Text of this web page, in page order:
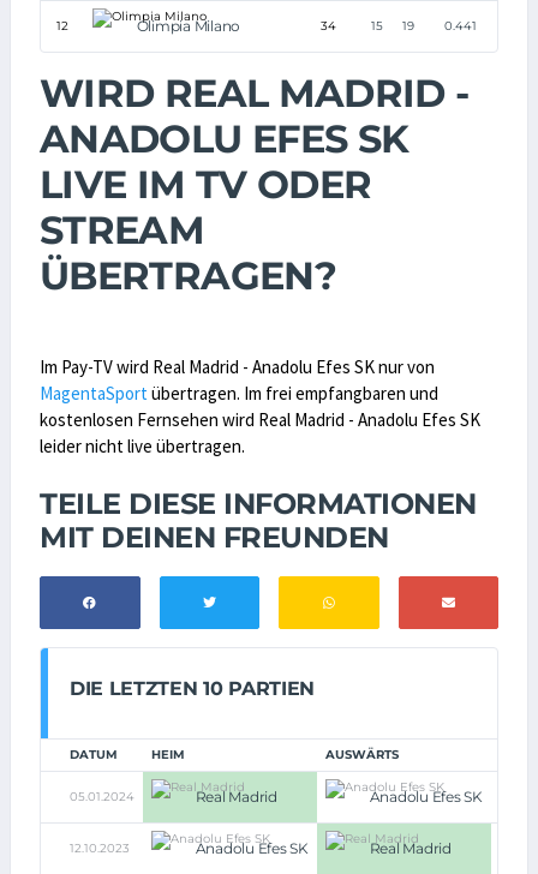
12 Olimpia Milano 34 15 19 0.441
WIRD REAL MADRID -
ANADOLU EFES SK
LIVE IM TV ODER
STREAM
ÜBERTRAGEN?
Im Pay-TV wird Real Madrid - Anadolu Efes SK nur von
MagentaSportübertragen. Im frei empfangbaren und
kostenlosen Fernsehen wird Real Madrid - Anadolu Efes SK
leider nicht live übertragen.
TEILE DIESE INFORMATIONEN
MIT DEINEN FREUNDEN
DIE LETZTEN 10 PARTIEN
DATUM HEIM AUSWÄRTS
05.01.2024 Real Madrid Anadolu Efes SK
12.10.2023 Anadolu Efes SK Real Madrid